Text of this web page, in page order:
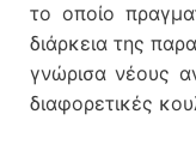
το οποίο
διάρκεια της
γνώρισα νέους
διαφορετικές